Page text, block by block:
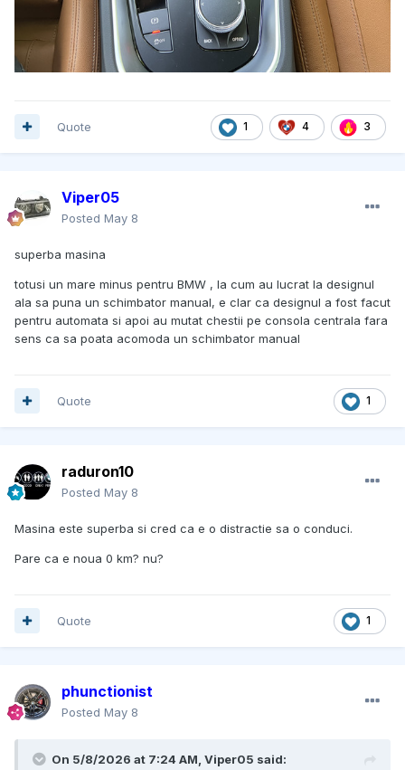
1 4 3
Quote
Viper05
Posted May 8
superba masina
totusi un mare minus pentru BMW , la cum au lucrat la designul
ala sa puna un schimbator manual, e clar ca designul a fost facut
pentru automata si apoi au mutat chestii pe consola centrala fara
sens ca sa poata acomoda un schimbator manual
1
Quote
raduron10
Posted May 8
Masina este superba si cred ca e o distractie sa o conduci.
Pare ca e noua 0 km? nu?
1
Quote
phunctionist
Posted May 8
On 5/8/2026 at 7:24 AM, Viper05 said: